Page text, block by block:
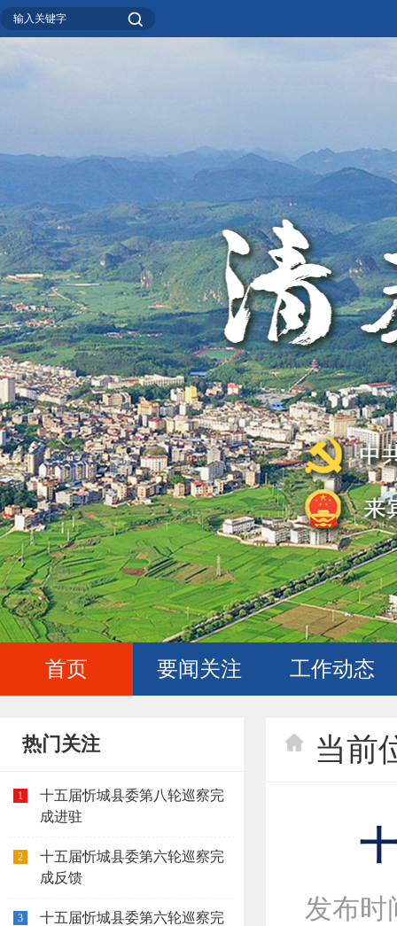
首页 要闻关注 工作动态
热门关注
1
十五届忻城县委第八轮巡察完
成进驻
2
十五届忻城县委第六轮巡察完
成反馈
3
十五届忻城县委第六轮巡察完
当前
发布时